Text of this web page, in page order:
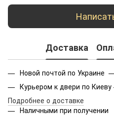
Доставка
Новой почтой по Украине
Курьером к двери по
Подробнее о доставке
Наличными при получении